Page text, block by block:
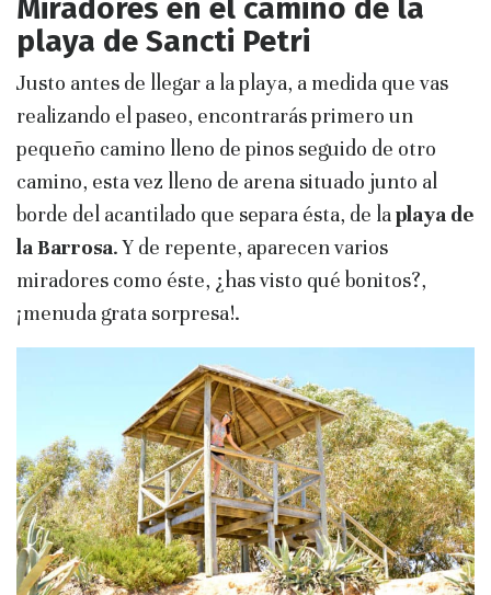
Miradores en el camino de la
playa de Sancti Petri
Justo antes de llegar a la playa, a medida que vas
realizando el paseo, encontrarás primero un
pequeño camino lleno de pinos seguido de otro
camino, esta vez lleno de arena situado junto al
borde del acantilado que separa ésta, de laplaya de
la Barrosa. Y de repente, aparecen varios
miradores como éste, ¿has visto qué bonitos?,
¡menuda grata sorpresa!.